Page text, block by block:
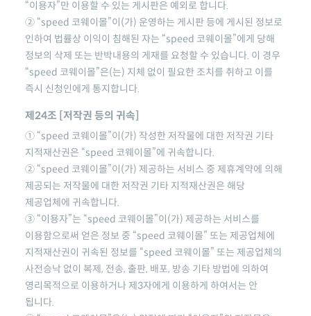
“이용자”만 이용할 수 있는 게시판은 예외로 합니다.
② “speed 코웨이몰”이(가) 운영하는 게시판 등에 게시된 정보로
인하여 법률상 이익이 침해된 자는 “speed 코웨이몰”에게 당해
정보의 삭제 또는 반박내용의 게재를 요청할 수 있습니다. 이 경우
“speed 코웨이몰”은(는) 지체 없이 필요한 조치를 취하고 이를
즉시 신청인에게 통지합니다.
제24조 [저작권 등의 귀속]
① “speed 코웨이몰”이(가) 작성한 저작물에 대한 저작권 기타
지적재산권은 “speed 코웨이몰”에 귀속합니다.
② “speed 코웨이몰”이(가) 제공하는 서비스 중 제휴계약에 의해
제공되는 저작물에 대한 저작권 기타 지적재산권은 해당
제공업체에 귀속합니다.
③ “이용자”는 “speed 코웨이몰”이(가) 제공하는 서비스를
이용함으로써 얻은 정보 중 “speed 코웨이몰” 또는 제공업체에
지적재산권이 귀속된 정보를 “speed 코웨이몰” 또는 제공업체의
사전승낙 없이 복제, 전송, 출판, 배포, 방송 기타 방법에 의하여
영리목적으로 이용하거나 제3자에게 이용하게 하여서는 안
됩니다.